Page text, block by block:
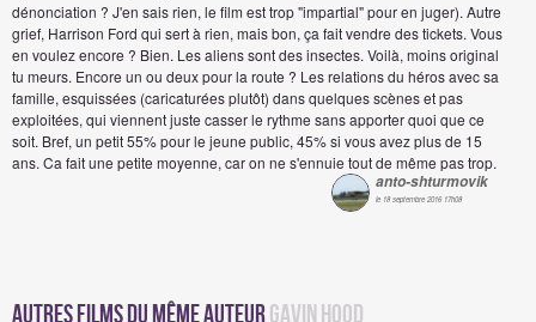
dénonciation ? J'en sais rien, le film est trop "impartial" pour en juger). Autre
grief, Harrison Ford qui sert à rien, mais bon, ça fait vendre des tickets. Vous
en voulez encore ? Bien. Les aliens sont des insectes. Voilà, moins original
tu meurs. Encore un ou deux pour la route ? Les relations du héros avec sa
famille, esquissées (caricaturées plutôt) dans quelques scènes et pas
exploitées, qui viennent juste casser le rythme sans apporter quoi que ce
soit. Bref, un petit 55% pour le jeune public, 45% si vous avez plus de 15
ans. Ca fait une petite moyenne, car on ne s'ennuie tout de même pas trop.
anto-shturmovik
le 18 septembre 2016 17h08
Autres Films du même auteurGavin Hood